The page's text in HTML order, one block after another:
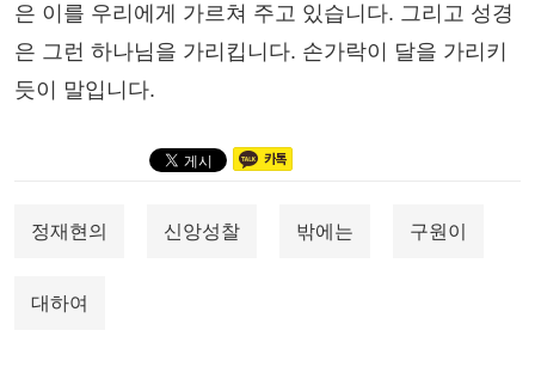
은 이를 우리에게 가르쳐 주고 있습니다. 그리고 성경
은 그런 하나님을 가리킵니다. 손가락이 달을 가리키
듯이 말입니다.
정재현의 신앙성찰 밖에는 구원이
대하여